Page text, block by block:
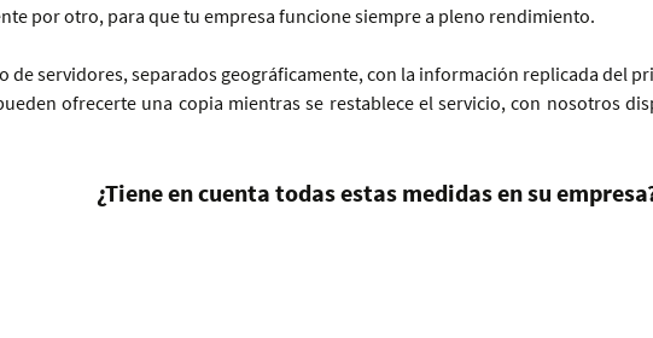
por otro, para que tu empresa funcione siempre a pleno rendimiento.
de servidores, separados geográficamente, con la información replicada del
ofrecerte una copia mientras se restablece el servicio, con nosotros
¿Tiene en cuenta todas estas medidas en su